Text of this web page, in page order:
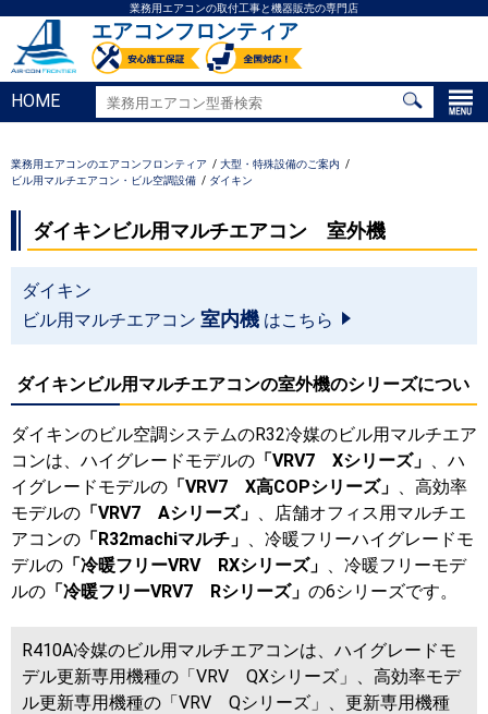
業務用エアコンの取付工事と機器販売の専門店
エアコンフロンティア
HOME
業務用エアコンのエアコンフロンティア
大型・特殊設備のご案内
ビル用マルチエアコン・ビル空調設備
ダイキン
ダイキンビル用マルチエアコン 室外機
ダイキン
ビル用マルチエアコン 室内機 はこちら
ダイキンビル用マルチエアコンの室外機のシリーズについ
ダイキンのビル空調システムのR32冷媒のビル用マルチエア
コンは、ハイグレードモデルの 「VRV7 Xシリーズ」 、ハ
イグレードモデルの 「VRV7 X高COPシリーズ」 、高効率
モデルの 「VRV7 Aシリーズ」 、店舗オフィス用マルチエ
アコンの 「R32machiマルチ」 、冷暖フリーハイグレードモ
デルの 「冷暖フリーVRV RXシリーズ」 、冷暖フリーモデ
ルの 「冷暖フリーVRV7 Rシリーズ」 の6シリーズです。
R410A冷媒のビル用マルチエアコンは、ハイグレードモ
デル更新専用機種の「VRV QXシリーズ」、高効率モデ
ル更新専用機種の「VRV Qシリーズ」、更新専用機種